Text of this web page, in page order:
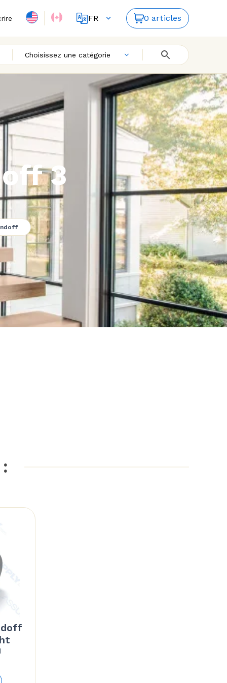
FR
EN
0 articles
Choisissez une catégorie
3